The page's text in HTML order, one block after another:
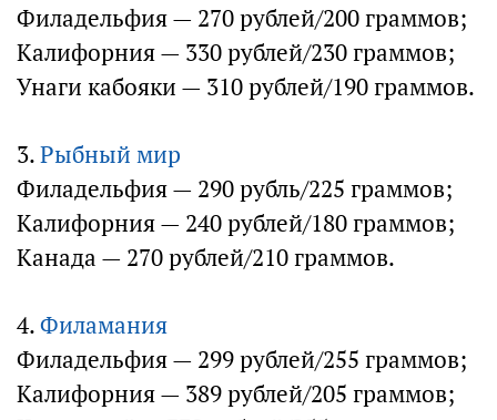
Филадельфия — 270 рублей/200 граммов;
Калифорния — 330 рублей/230 граммов;
Унаги кабояки — 310 рублей/190 граммов.
3.Рыбный мир
Филадельфия — 290 рубль/225 граммов;
Калифорния — 240 рублей/180 граммов;
Канада — 270 рублей/210 граммов.
4.Филамания
Филадельфия — 299 рублей/255 граммов;
Калифорния — 389 рублей/205 граммов;